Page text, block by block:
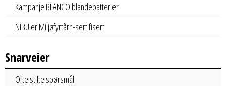
Kampanje BLANCO blandebatterier
NIBU er Miljøfyrtårn-sertifisert
Snarveier
Ofte stilte spørsmål